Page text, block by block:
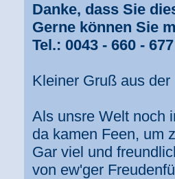
Danke, dass Sie
Gerne können Sie
Tel.: 0043 - 660 -
Kleiner Gruß aus
Als unsre Welt noch
da kamen Feen, um
Gar viel und
von ew'ger